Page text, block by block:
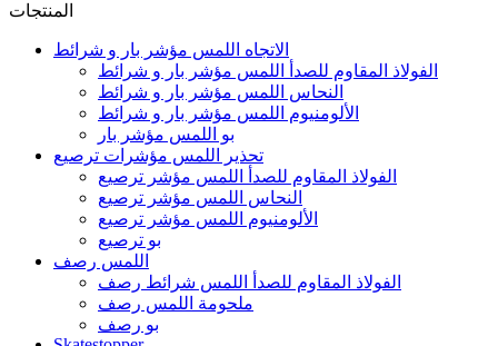
المنتجات
الاتجاه اللمس مؤشر بار و شرائط
الفولاذ المقاوم للصدأ اللمس مؤشر بار و شرائط
النحاس اللمس مؤشر بار و شرائط
الألومنيوم اللمس مؤشر بار و شرائط
بو اللمس مؤشر بار
تحذير اللمس مؤشرات ترصيع
الفولاذ المقاوم للصدأ اللمس مؤشر ترصيع
النحاس اللمس مؤشر ترصيع
الألومنيوم اللمس مؤشر ترصيع
بو ترصيع
اللمس رصف
الفولاذ المقاوم للصدأ اللمس شرائط رصف
ملحومة اللمس رصف
بو رصف